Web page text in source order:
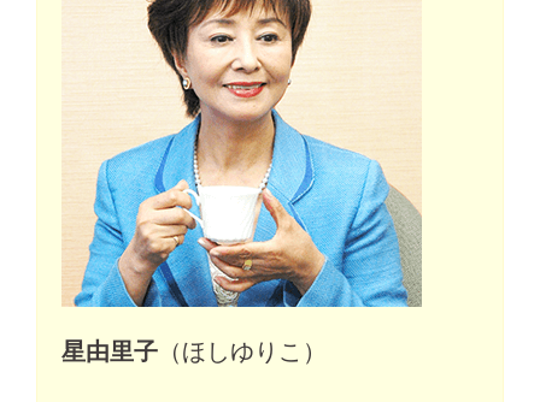
星由里子 （ほしゆりこ）